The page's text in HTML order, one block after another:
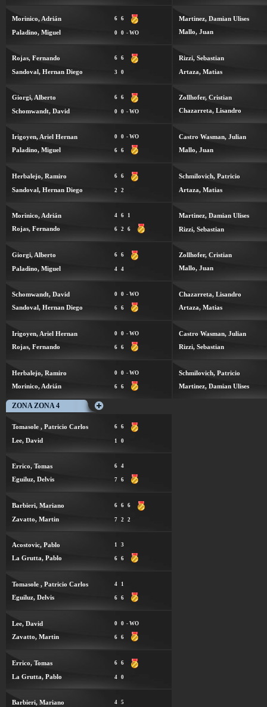
Morinico, Adrián 6 6
Paladino, Miguel 0 0 - WO
Rojas, Fernando 6 6
Sandoval, Hernan Diego 3 0
Giorgi, Alberto 6 6
Schomwandt, David 0 0 - WO
Irigoyen, Ariel Hernan 0 0 - WO
Paladino, Miguel 6 6
Herbalejo, Ramiro 6 6
Sandoval, Hernan Diego 2 2
Morinico, Adrián 4 6 1
Rojas, Fernando 6 2 6
Giorgi, Alberto 6 6
Paladino, Miguel 4 4
Schomwandt, David 0 0 - WO
Sandoval, Hernan Diego 6 6
Irigoyen, Ariel Hernan 0 0 - WO
Rojas, Fernando 6 6
Herbalejo, Ramiro 0 0 - WO
Morinico, Adrián 6 6
Martinez, Damian Ulises
Mallo, Juan
Rizzi, Sebastian
Artaza, Matias
Zollhofer, Cristian
Chazarreta, Lisandro
Castro Wasman, Julian
Mallo, Juan
Schmilovich, Patricio
Artaza, Matias
Martinez, Damian Ulises
Rizzi, Sebastian
Zollhofer, Cristian
Mallo, Juan
Chazarreta, Lisandro
Artaza, Matias
Castro Wasman, Julian
Rizzi, Sebastian
Schmilovich, Patricio
Martinez, Damian Ulises
ZONA ZONA 4
Tomasole , Patricio Carlos 6 6
Lee, David 1 0
Errico, Tomas 6 4
Eguiluz, Delvis 7 6
Barbieri, Mariano 6 6 6
Zavatto, Martin 7 2 2
Acostovic, Pablo 1 3
La Grutta, Pablo 6 6
Tomasole , Patricio Carlos 4 1
Eguiluz, Delvis 6 6
Lee, David 0 0 - WO
Zavatto, Martin 6 6
Errico, Tomas 6 6
La Grutta, Pablo 4 0
Barbieri, Mariano 4 5